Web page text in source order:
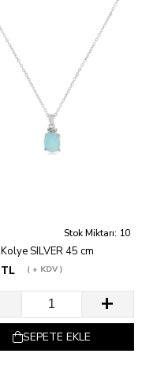
Stok Miktarı: 10
SILVER 45 cm
+ KDV
SEPETE EKLE